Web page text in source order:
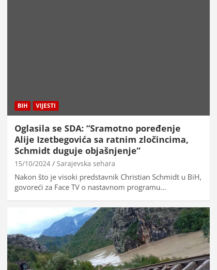
BIH VIJESTI
Oglasila se SDA: “Sramotno poređenje
Alije Izetbegovića sa ratnim zločincima,
Schmidt duguje objašnjenje”
15/10/2024 Sarajevska sehara
Nakon što je visoki predstavnik Christian Schmidt u BiH,
govoreći za Face TV o nastavnom programu…